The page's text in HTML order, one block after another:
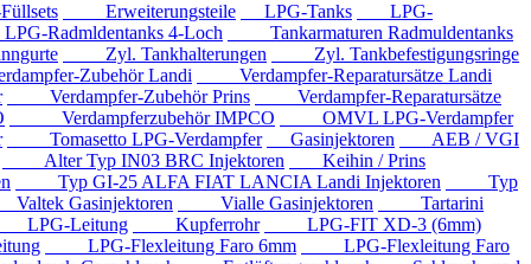
Erweiterungsteile LPG-Tanks
LPG-
Radmldentanks 4-Loch
Tankarmaturen Radmuldentanks
Zyl. Tankhalterungen
Zyl. Tankbefestigungsringe
Zubehör Landi
Verdampfer-Reparatursätze Landi
Verdampfer-Zubehör Prins
Verdampfer-Reparatursätze
Verdampferzubehör IMPCO
OMVL LPG-Verdampfer
Tomasetto LPG-Verdampfer Gasinjektoren
AEB / VGI
Alter Typ IN03 BRC Injektoren
Keihin / Prins
Typ GI-25 ALFA FIAT LANCIA Landi Injektoren
Typ
Gasinjektoren
Vialle Gasinjektoren
Tartarini
Leitung
Kupferrohr
LPG-FIT XD-3 (6mm)
LPG-Flexleitung Faro 6mm
LPG-Flexleitung Faro